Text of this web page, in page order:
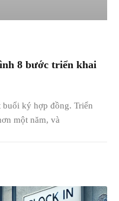
8 bước triển khai
buổi ký hợp đồng. Triển
một năm, và